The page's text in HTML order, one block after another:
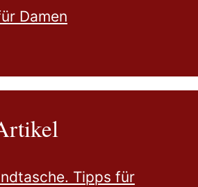
Damen
Tipps für